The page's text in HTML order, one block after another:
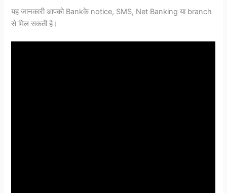
यह जानकारी आपको Bankके notice, SMS, Net Banking या branch
से मिल सकती है।